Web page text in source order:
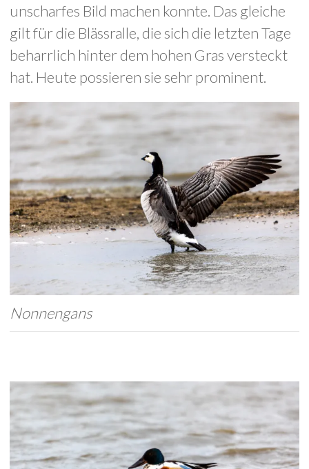
unscharfes Bild machen konnte. Das gleiche
gilt für die Blässralle, die sich die letzten Tage
beharrlich hinter dem hohen Gras versteckt
hat. Heute possieren sie sehr prominent.
Nonnengans